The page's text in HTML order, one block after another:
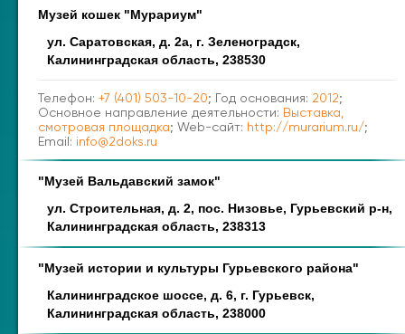
Музей кошек "Мурариум"
ул. Саратовская, д. 2а, г. Зеленоградск,
Калининградская область, 238530
Телефон: +7 (401) 503-10-20; Год основания: 2012;
Основное направление деятельности: Выставка,
смотровая площадка; Web-сайт: http://murarium.ru/;
Email: info@2doks.ru
"Музей Вальдавский замок"
ул. Строительная, д. 2, пос. Низовье, Гурьевский р-н,
Калининградская область, 238313
"Музей истории и культуры Гурьевского района"
Калининградское шоссе, д. 6, г. Гурьевск,
Калининградская область, 238000